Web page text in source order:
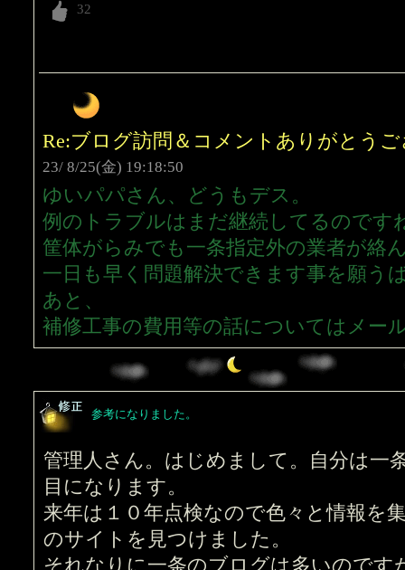
Re:ブログ訪問＆コメントありがと
23/ 8/25(金) 19:18:50
ゆいパパさん、どうもデス。
例のトラブルはまだ継続してるのです
筐体がらみでも一条指定外の業者が絡
一日も早く問題解決できます事を願う
あと、
補修工事の費用等の話についてはメー
参考になりました。
管理人さん。はじめまして。自分は一
目になります。
来年は１０年点検なので色々と情報を
のサイトを見つけました。
それなりに一条のブログは多いのです